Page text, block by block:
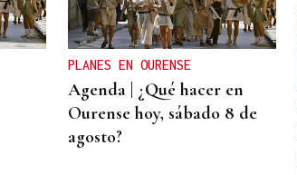
PLANES EN OURENSE
Agenda | ¿Qué hacer en
Ourense hoy, sábado 8 de
agosto?